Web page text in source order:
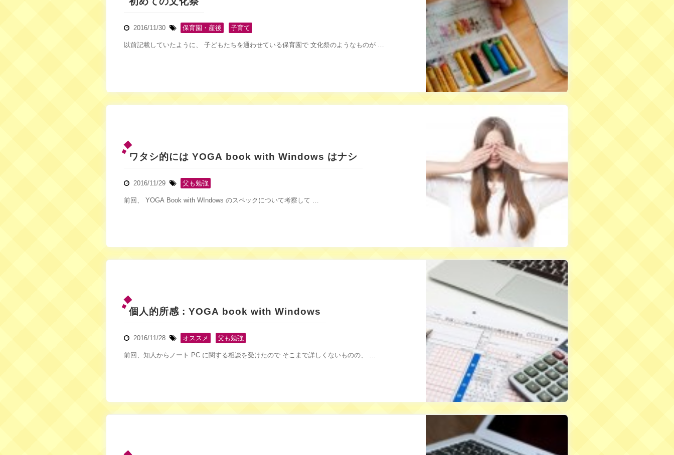
保育園・産後 子育て
以前記載していたように、 子どもたちを通わせている保育園で 文化祭のようなものが …
ワタシ的には YOGA book with Windows はナシ
父も勉強
前回、 YOGA Book with WIndows のスペックについて考察して …
個人的所感 : YOGA book with Windows
オススメ 父も勉強
前回、知人からノート PC に関する相談を受けたので そこまで詳しくないものの、 …